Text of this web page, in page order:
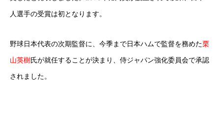
人選手の受賞は初となります。
野球日本代表の次期監督に、今季まで日本ハムで監督を務めた栗
山英樹氏が就任することが決まり、侍ジャパン強化委員会で承認
されました。